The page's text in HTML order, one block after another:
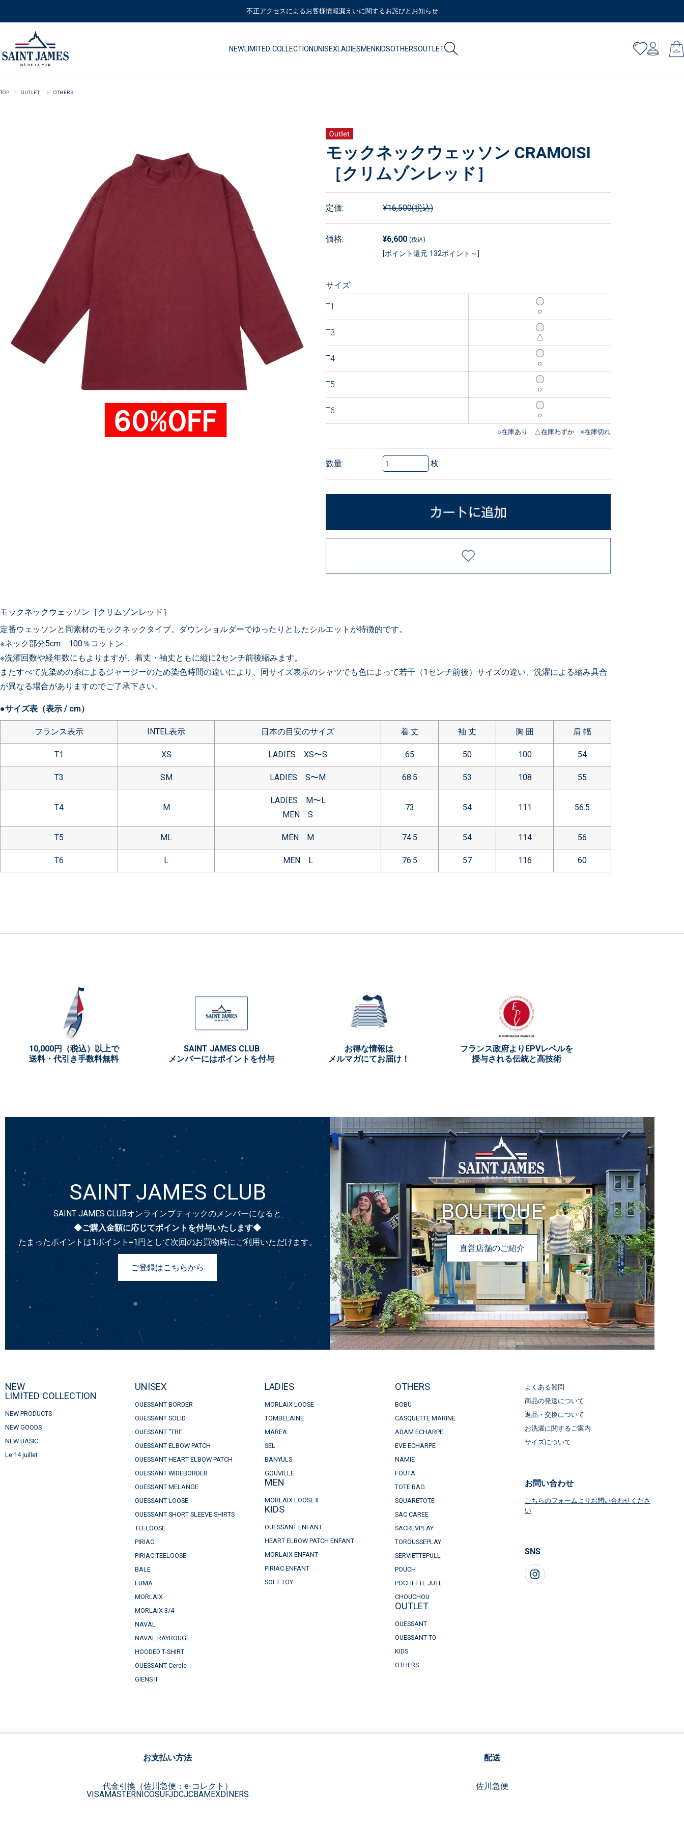
不正アクセスによるお客様情報漏えいに関するお詫びとお知らせ
NEWLIMITED COLLECTIONUNISEXLADIESMENKIDSOTHERSOUTLET
TOP OUTLET OTHERS
モックネックウェッソン CRAMOISI
［クリムゾンレッド］
定価: ¥16,500(税込)
価格: ¥6,600 (税込)
[ポイント還元 132ポイント～]
サイズ
T1 ○
T3 △
T4 ○
T5 ○
T6 ○
数量: 枚
モックネックウェッソン［クリムゾンレッド］
定番ウェッソンと同素材のモックネックタイプ。ダウンショルダーでゆったりとしたシルエットが特徴的です。
※ネック部分5cm 100％コットン
※洗濯回数や経年数にもよりますが、着丈・袖丈ともに縦に2センチ前後縮みます。
またすべて先染めの糸によるジャージーのため染色時間の違いにより、同サイズ表示のシャツでも色によって若干（1センチ前後）サイズの違い、洗濯による縮み具合
が異なる場合がありますのでご了承下さい。
●サイズ表（表示 / cm）
フランス表示 INTEL表示 日本の目安のサイズ 着 丈 袖 丈 胸 囲 肩 幅
T1 XS LADIES XS〜S 65 50 100 54
T3 SM LADIES S〜M 68.5 53 108 55
T4 M
LADIES M〜L
MEN S
73 54 111 56.5
T5 ML MEN M 74.5 54 114 56
T6 L MEN L 76.5 57 116 60
10,000円（税込）以上で
送料・代引き手数料無料
SAINT JAMES CLUB
メンバーにはポイントを付与
お得な情報は
メルマガにてお届け！
フランス政府よりEPVレベルを
授与される伝統と高技術
SAINT JAMES CLUB
SAINT JAMES CLUBオンラインブティックのメンバーになると
◆ご購入金額に応じてポイントを付与いたします◆
たまったポイントは1ポイント=1円として次回のお買物時にご利用いただけます。
ご登録はこちらから
BOUTIQUE
直営店舗のご紹介
NEW
LIMITED COLLECTION
NEW PRODUCTS
NEW GOODS
NEW BASIC
Le 14 juillet
UNISEX
OUESSANT BORDER
OUESSANT SOLID
OUESSANT "TRI"
OUESSANT ELBOW PATCH
OUESSANT HEART ELBOW PATCH
OUESSANT WIDEBORDER
OUESSANT MELANGE
OUESSANT LOOSE
OUESSANT SHORT SLEEVE SHIRTS
TEELOOSE
PIRIAC
PIRIAC TEELOOSE
BALE
LUMA
MORLAIX
MORLAIX 3/4
NAVAL
NAVAL RAYROUGE
HOODED T-SHIRT
OUESSANT Cercle
GIENS II
LADIES
MORLAIX LOOSE
TOMBELAINE
MAREA
SEL
BANYULS
GOUVILLE
MEN
MORLAIX LOOSE II
KIDS
OUESSANT ENFANT
HEART ELBOW PATCH ENFANT
MORLAIX ENFANT
PIRIAC ENFANT
SOFT TOY
OTHERS
BOBU
CASQUETTE MARINE
ADAM ECHARPE
EVE ECHARPE
NAMIE
FOUTA
TOTE BAG
SQUARETOTE
SAC CAREE
SACREVPLAY
TOROUSSEPLAY
SERVIETTEPULL
POUCH
POCHETTE JUTE
CHOUCHOU
OUTLET
OUESSANT
OUESSANT T0
KIDS
OTHERS
よくある質問
商品の発送について
返品・交換について
お洗濯に関するご案内
サイズについて
お問い合わせ
こちらのフォームよりお問い合わせくださ
い
SNS
お支払い方法
代金引換（佐川急便：e-コレクト）
VISAMASTERNICOSUFJDCJCBAMEXDINERS
配送
佐川急便